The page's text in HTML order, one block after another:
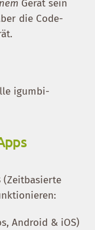
Gerät sein
die Code-
igumbi-
(Zeitbasierte
Android & iOS)